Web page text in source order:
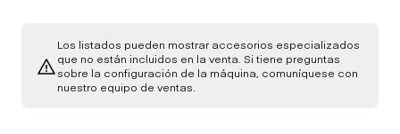
Brake Control
Fuel System
Power Take Off
Los listados pueden mostrar accesorios especializados
que no están incluidos en la venta. Si tiene preguntas
sobre la configuración de la máquina, comuníquese con
nuestro equipo de ventas.